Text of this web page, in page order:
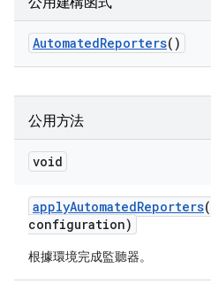
AutomatedReporters()
公用方法
void
applyAutomatedReporters(
configuration)
根據環境完成監聽器。